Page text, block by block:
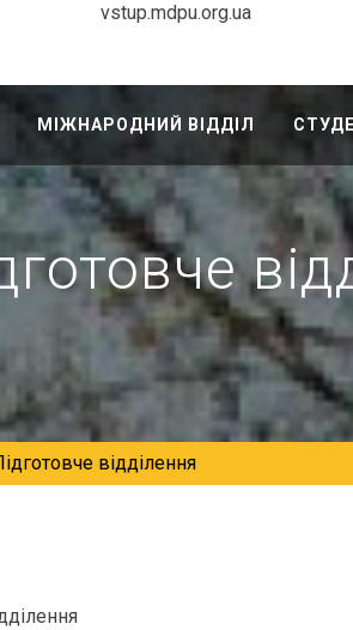
vstup.mdpu.org.ua
МІЖНАРОДНИЙ ВІДДІЛ
відділення